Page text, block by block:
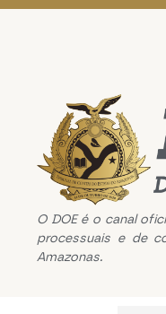
O DOE é o canal
processuais e de
Amazonas.